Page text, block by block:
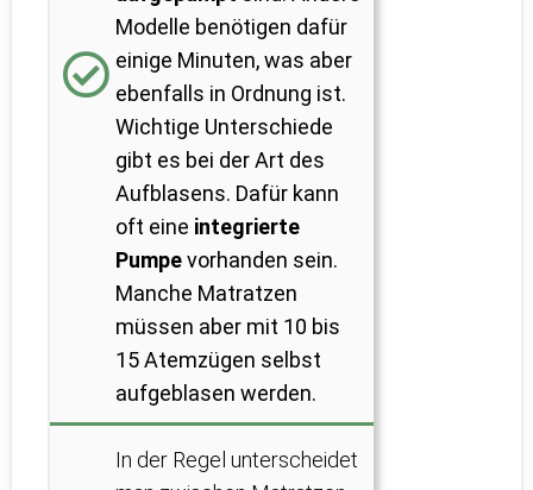
Modelle benötigen dafür
einige Minuten, was aber
ebenfalls in Ordnung ist.
Wichtige Unterschiede
gibt es bei der Art des
Aufblasens. Dafür kann
oft eine integrierte
Pumpevorhanden sein.
Manche Matratzen
müssen aber mit 10 bis
15 Atemzügen selbst
aufgeblasen werden.
In der Regel unterscheidet